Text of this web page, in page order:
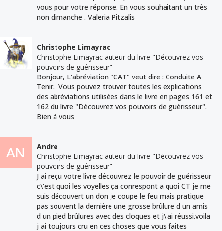
vous pour votre réponse. En vous souhaitant un très
non dimanche . Valeria Pitzalis
Christophe Limayrac
Christophe Limayrac auteur du livre "Découvrez vos
pouvoirs de guérisseur"
Bonjour, L'abréviation "CAT" veut dire : Conduite A
Tenir. Vous pouvez trouver toutes les explications
des abréviations utilisées dans le livre en pages 161 et
162 du livre "Découvrez vos pouvoirs de guérisseur".
Bien à vous
Andre
Christophe Limayrac auteur du livre "Découvrez vos
pouvoirs de guérisseur"
J ai reçu votre livre découvrez le pouvoir de guérisseur
c\'est quoi les voyelles ça conrespont a quoi CT je me
suis découvert un don je coupe le feu mais pratique
pas souvent la dernière une grosse brûlure d un amis
d un pied brûlures avec des cloques et j\'ai réussi.voila
j ai toujours cru en ces choses que vous faites